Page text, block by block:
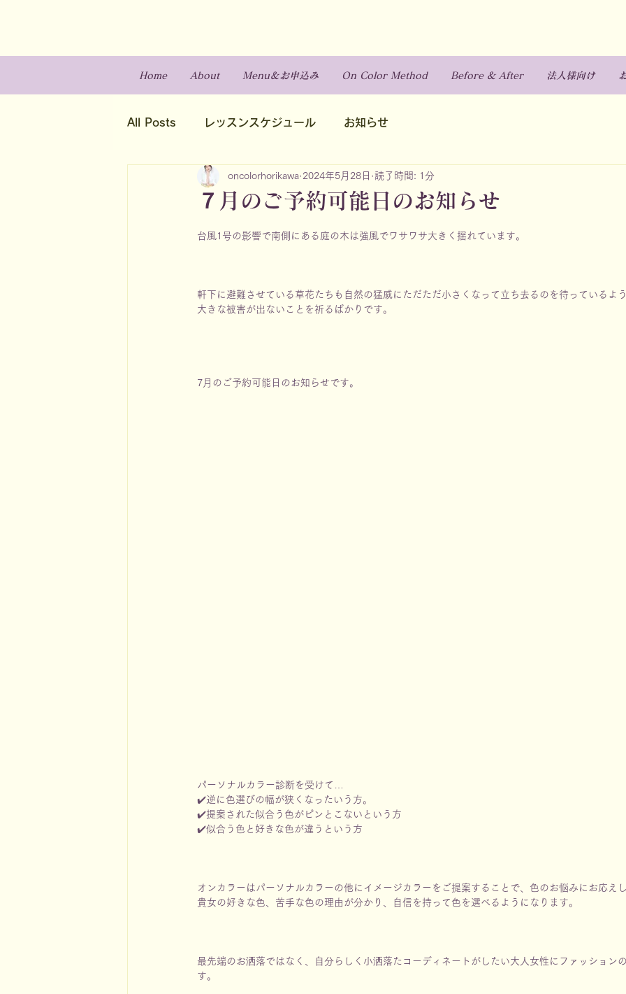
Home About Menu＆お申込み On Color Method Before & After 法人様向け
All Posts レッスンスケジュール お知らせ
７月のご予約可能日のお知らせ
oncolorhorikawa 2024年5月28日 読了時間: 1分
台風1号の影響で南側にある庭の木は強風でワサワサ大きく揺れています。
軒下に避難させている草花たちも自然の猛威にただただ小さくなって立ち去るのを待っているよ
大きな被害が出ないことを祈るばかりです。
7月のご予約可能日のお知らせです。
パーソナルカラー診断を受けて…
✔️逆に色選びの幅が狭くなったいう方。
✔️提案された似合う色がピンとこないという方
✔️似合う色と好きな色が違うという方
オンカラーはパーソナルカラーの他にイメージカラーをご提案することで、色のお悩みにお応え
貴女の好きな色、苦手な色の理由が分かり、自信を持って色を選べるようになります。
最先端のお洒落ではなく、自分らしく小洒落たコーディネートがしたい大人女性にファッション
す。